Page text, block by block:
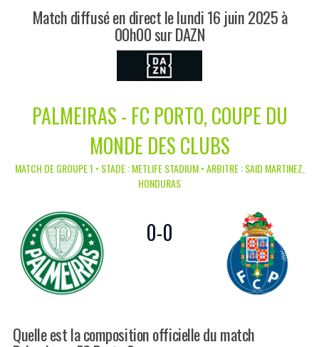
Match diffusé en direct le lundi 16 juin 2025 à
00h00 sur DAZN
PALMEIRAS - FC PORTO, COUPE DU
MONDE DES CLUBS
MATCH DE GROUPE 1 • STADE : METLIFE STADIUM • ARBITRE : SAID MARTINEZ,
HONDURAS
0-0
Quelle est la composition officielle du match